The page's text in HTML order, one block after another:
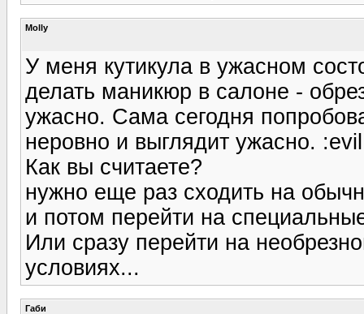
Molly
У меня кутикула в ужасном
делать маникюр в салоне -
ужасно. Сама сегодня
неровно и выглядит ужасно.
Как вы считаете?
нужно еще раз сходить на
и потом перейти на
Или сразу перейти на
условиях...
Габи